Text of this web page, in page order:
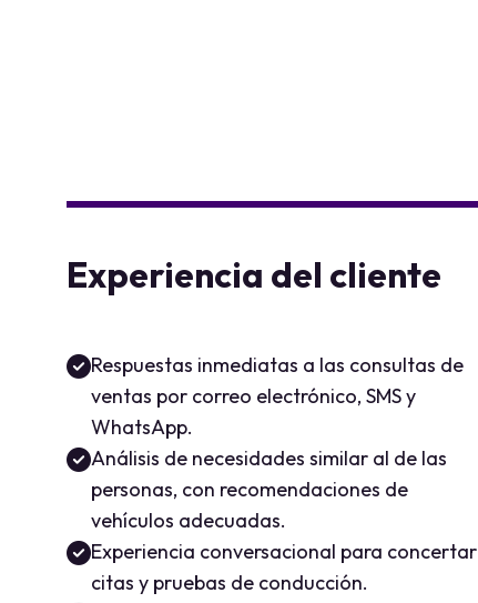
Experiencia del cliente
Respuestas inmediatas a las consultas de
ventas por correo electrónico, SMS y
WhatsApp.
Análisis de necesidades similar al de las
personas, con recomendaciones de
vehículos adecuadas.
Experiencia conversacional para concertar
citas y pruebas de conducción.